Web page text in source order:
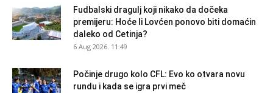
Fudbalski dragulj koji nikako da dočeka
premijeru: Hoće li Lovćen ponovo biti domaćin
daleko od Cetinja?
6 Aug 2026. 11:49
Počinje drugo kolo CFL: Evo ko otvara novu
rundu i kada se igra prvi meč